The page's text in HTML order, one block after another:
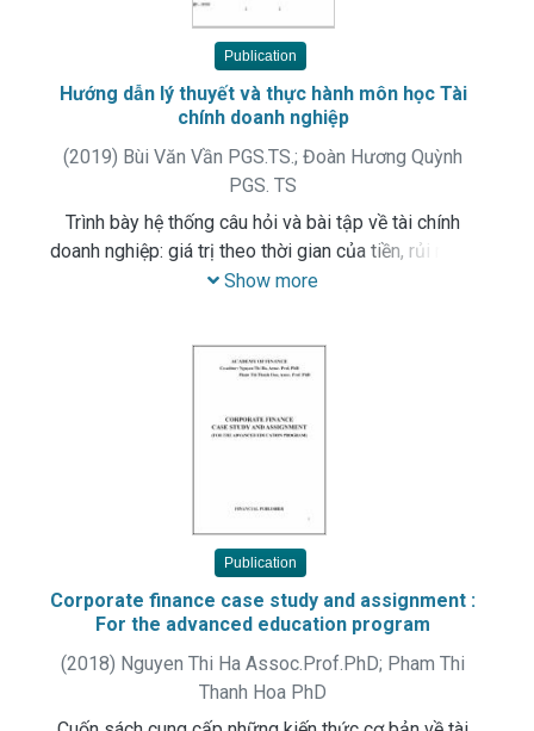
Publication
Hướng dẫn lý thuyết và thực hành môn học Tài
chính doanh nghiệp
(2019) Bùi Văn Vần PGS.TS.; Đoàn Hương Quỳnh
PGS. TS
Trình bày hệ thống câu hỏi và bài tập về tài chính
doanh nghiệp: giá trị theo thời gian của tiền, rủi ro và
tỷ suất sinh lời, báo cáo tài chính và các hệ số tài
Show more
Publication
Corporate finance case study and assignment :
For the advanced education program
(2018) Nguyen Thi Ha Assoc.Prof.PhD; Pham Thi
Thanh Hoa PhD